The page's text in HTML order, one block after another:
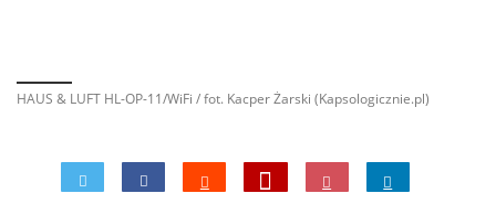
HAUS & LUFT HL-OP-11/WiFi / fot. Kacper Żarski (Kapsologicznie.pl)